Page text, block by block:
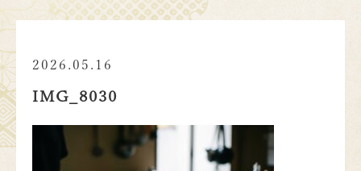
2026.05.16
IMG_8030